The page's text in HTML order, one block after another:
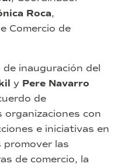
Roca,
Comercio de
inauguración del
y Pere Navarro
de
organizaciones con
e iniciativas en
promover las
de comercio, la